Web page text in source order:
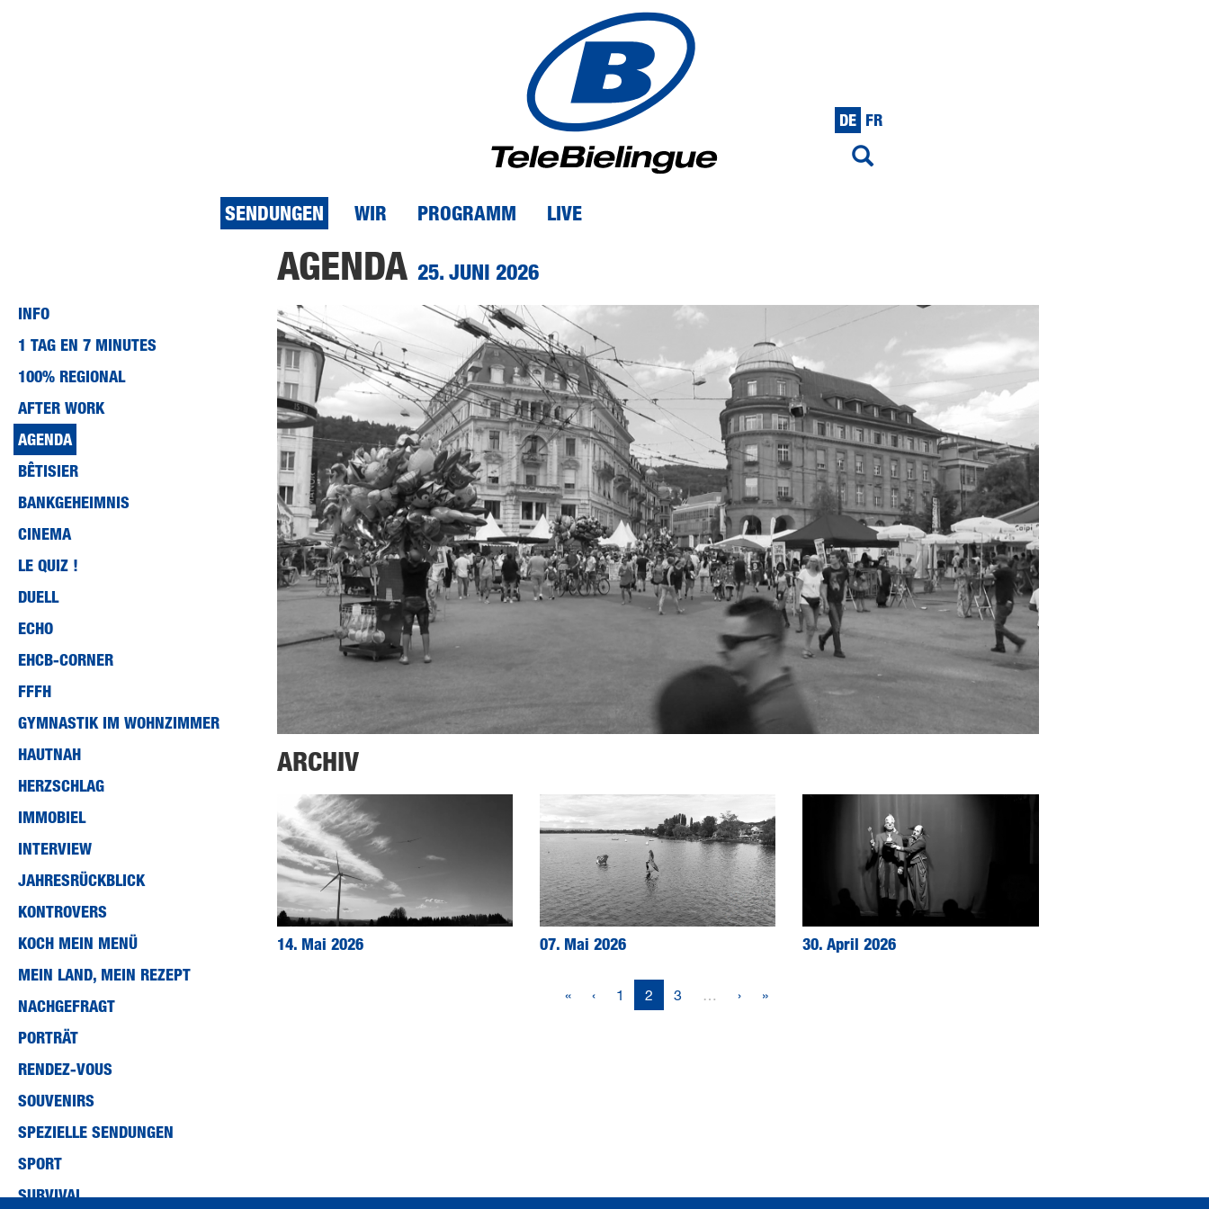
DE FR
SENDUNGEN WIR PROGRAMM LIVE
INFO
1 TAG EN 7 MINUTES
100% REGIONAL
AFTER WORK
AGENDA
BÊTISIER
BANKGEHEIMNIS
CINEMA
LE QUIZ !
DUELL
ECHO
EHCB-CORNER
FFFH
GYMNASTIK IM WOHNZIMMER
HAUTNAH
HERZSCHLAG
IMMOBIEL
INTERVIEW
JAHRESRÜCKBLICK
KONTROVERS
KOCH MEIN MENÜ
MEIN LAND, MEIN REZEPT
NACHGEFRAGT
PORTRÄT
RENDEZ-VOUS
SOUVENIRS
SPEZIELLE SENDUNGEN
SPORT
SURVIVAL
AGENDA 25. JUNI 2026
ARCHIV
14. Mai 2026 07. Mai 2026 30. April 2026
« ‹ 1 2 3 … › »